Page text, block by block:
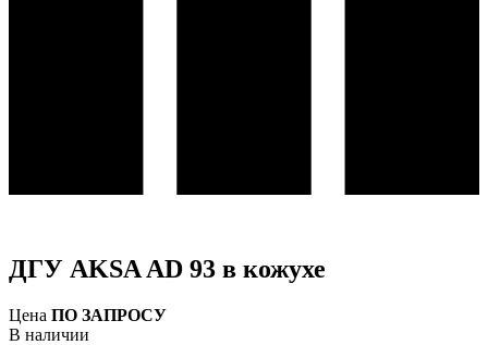
ДГУ AKSA AD 93 в кожухе
Цена ПО ЗАПРОСУ
В наличии